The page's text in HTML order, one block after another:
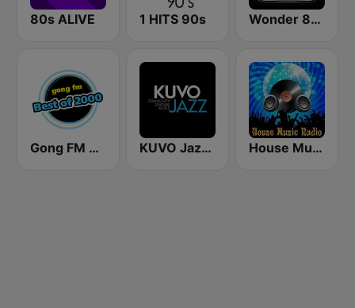
80s ALIVE 1 HITS 90s Wonder 80's
Gong FM Best of 2000 KUVO Jazz 89.3 FM House Music Radio